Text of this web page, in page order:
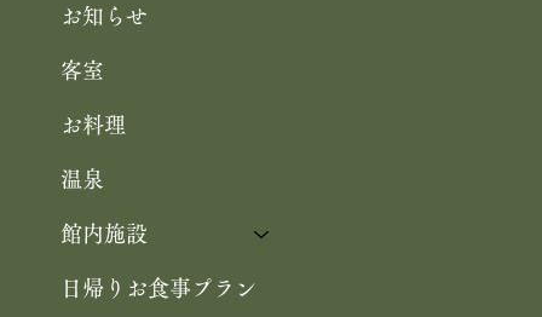
お知らせ
客室
お料理
温泉
館内施設
日帰りお食事プラン